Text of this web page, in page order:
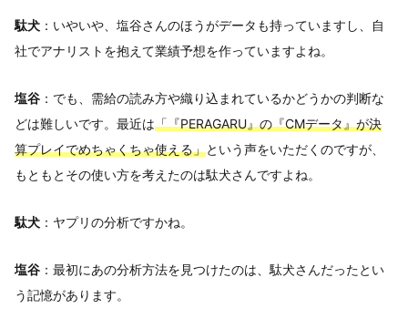
駄犬 ：いやいや、塩谷さんのほうがデータも持っていますし、自
社でアナリストを抱えて業績予想を作っていますよね。
塩谷 ：でも、需給の読み方や織り込まれているかどうかの判断な
どは難しいです。最近は「『PERAGARU』の『CMデータ』が決
算プレイでめちゃくちゃ使える」という声をいただくのですが、
もともとその使い方を考えたのは駄犬さんですよね。
駄犬 ：ヤプリの分析ですかね。
塩谷 ：最初にあの分析方法を見つけたのは、駄犬さんだったとい
う記憶があります。